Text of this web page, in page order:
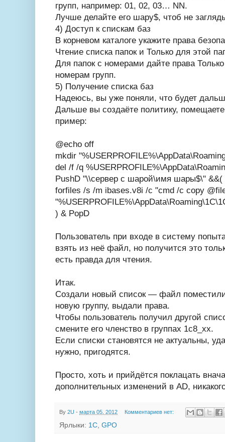
групп, например: 01, 02, 03… NN.
Лучше делайте его шару$, чтоб не
4) Доступ к спискам баз
В корневом каталоге укажите права
Чтение списка папок и Только для этой
Для папок с номерами дайте права Только
номерам групп.
5) Получение списка баз
Надеюсь, вы уже поняли, что будет
Дальше вы создаёте политику, помещаете
пример:
@echo off
mkdir
del /f /q
PushD "\\сервер с шарой\имя шары$\" &&(
forfiles /s /m ibases.v8i /c "cmd /c copy
) & PopD
Пользователь при входе в систему
взять из неё файл, но получится это
есть правда для чтения.
Итак.
Создали новый список — файл
новую группу, выдали права.
Чтобы пользователь получил другой
смените его членство в группах 1с8_хх.
Если списки становятся не актуальны,
нужно, пригодятся.
Просто, хоть и прийдётся поклацать
дополнительных изменений в AD,
By 2U - марта 05, 2012 Комментариев нет:
Ярлыки: 1С, GPO